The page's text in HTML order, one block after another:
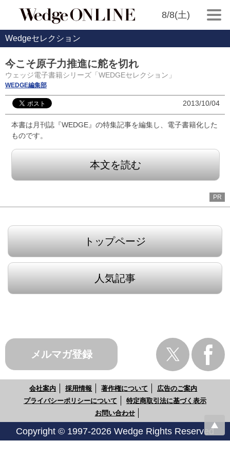
8/8(土)
Wedgeセレクション
今こそ原子力推進に舵を切れ
ウェッジ電子書籍シリーズ「WEDGEセレクション」
WEDGE編集部
2013/10/04
本書は月刊誌『WEDGE』の特集記事を編集し、電子書籍化した
ものです。
本文を読む
PR
トップページ
人気記事
メルマガ登録
会社案内 採用情報 著作権について
広告のご案内
プライバシーポリシーについて
特定商取引法に基づく表示
お問い合わせ
Copyright © 1997-2026 Wedge Rights Reserved